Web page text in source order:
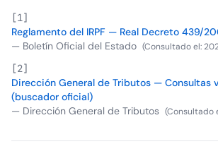
[1]
Reglamento del IRPF — Real Decreto 439/
— Boletín Oficial del Estado (Consultado el:
[2]
Dirección General de Tributos — Consultas
(buscador oficial)
— Dirección General de Tributos (Consultado